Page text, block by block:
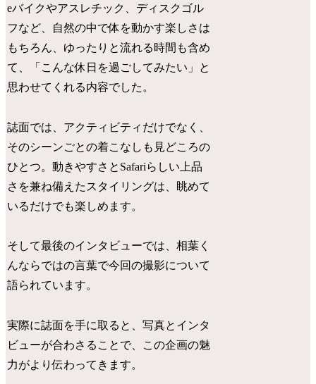
eバイクやアスレチック、ディスクゴル
フなど、自然の中で体を動かす楽しさは
もちろん、ゆったりと流れる時間も含め
て、「こんな休日を過ごしてみたい」と
思わせてくれる内容でした。
誌面では、アクティビティだけでなく、
そのシーンごとの着こなしも見どころの
ひとつ。動きやすさとSafariらしい上品
さを兼ね備えたスタイリングは、眺めて
いるだけでも楽しめます。
そして最後のインタビューでは、相葉く
んならではの言葉で今回の撮影について
語られています。
実際に誌面を手に取ると、写真とインタ
ビューが合わさることで、この企画の魅
力がより伝わってきます。